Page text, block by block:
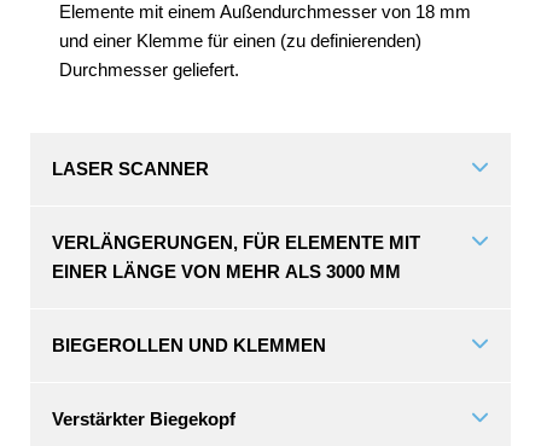
Elemente mit einem Außendurchmesser von 18 mm
und einer Klemme für einen (zu definierenden)
Durchmesser geliefert.
LASER SCANNER
VERLÄNGERUNGEN, FÜR ELEMENTE MIT
EINER LÄNGE VON MEHR ALS 3000 MM
BIEGEROLLEN UND KLEMMEN
Verstärkter Biegekopf